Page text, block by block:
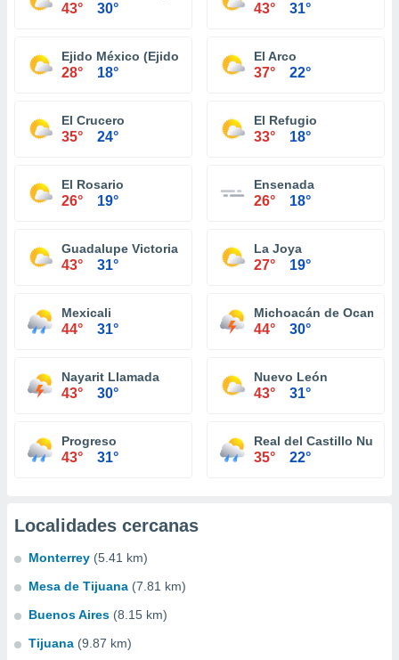
43° 30° 43° 31°
Ejido México (Ejido Punta Colonet)
28° 18°
El Arco
37° 22°
El Crucero
35° 24°
El Refugio
33° 18°
El Rosario
26° 19°
Ensenada
26° 18°
Guadalupe Victoria (Km. 43)
43° 31°
La Joya
27° 19°
Mexicali
44° 31°
Michoacán de Ocampo
44° 30°
Nayarit Llamada
43° 30°
Nuevo León
43° 31°
Progreso
43° 31°
Real del Castillo
35° 22°
Localidades cercanas
Monterrey (5.41 km)
Mesa de Tijuana (7.81 km)
Buenos Aires (8.15 km)
Tijuana (9.87 km)